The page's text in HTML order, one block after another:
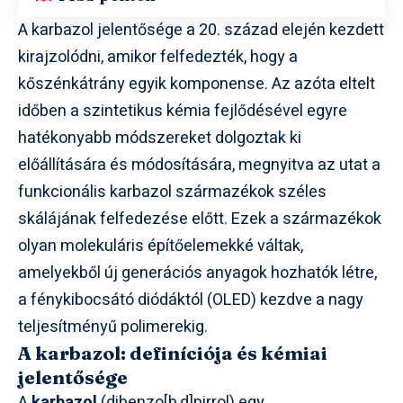
A karbazol jelentősége a 20. század elején kezdett
kirajzolódni, amikor felfedezték, hogy a
kőszénkátrány egyik komponense. Az azóta eltelt
időben a szintetikus kémia fejlődésével egyre
hatékonyabb módszereket dolgoztak ki
előállítására és módosítására, megnyitva az utat a
funkcionális karbazol származékok széles
skálájának felfedezése előtt. Ezek a származékok
olyan molekuláris építőelemekké váltak,
amelyekből új generációs anyagok hozhatók létre,
a fénykibocsátó diódáktól (OLED) kezdve a nagy
teljesítményű polimerekig.
A karbazol: definíciója és kémiai
jelentősége